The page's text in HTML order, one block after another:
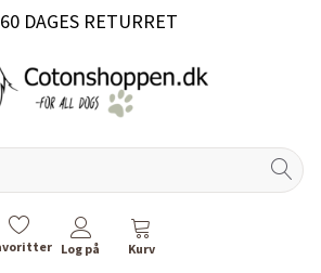
60 DAGES RETURRET